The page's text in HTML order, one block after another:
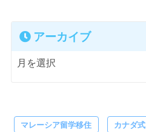
アーカイブ
マレーシア留学移住 カナダ式